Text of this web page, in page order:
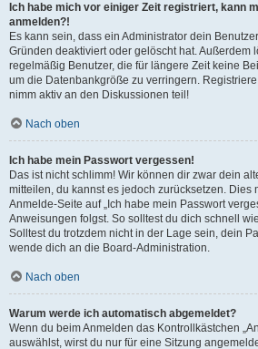
Ich habe mich vor einiger Zeit registriert, kann
anmelden?!
Es kann sein, dass ein Administrator dein
Gründen deaktiviert oder gelöscht hat. Außerdem
regelmäßig Benutzer, die für längere Zeit keine
um die Datenbankgröße zu verringern.
nimm aktiv an den Diskussionen teil!
Nach oben
Ich habe mein Passwort vergessen!
Das ist nicht schlimm! Wir können dir zwar dein
mitteilen, du kannst es jedoch zurücksetzen. Dies
Anmelde-Seite auf „Ich habe mein Passwort
Anweisungen folgst. So solltest du dich schnell
Solltest du trotzdem nicht in der Lage sein, dein
wende dich an die Board-Administration.
Nach oben
Warum werde ich automatisch abgemeldet?
Wenn du beim Anmelden das Kontrollkästchen
auswählst, wirst du nur für eine Sitzung